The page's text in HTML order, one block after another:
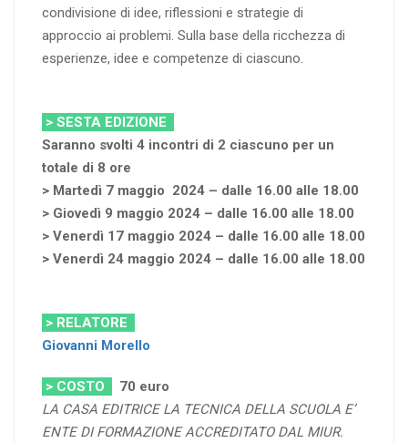
condivisione di idee, riflessioni e strategie di
approccio ai problemi. Sulla base della ricchezza di
esperienze, idee e competenze di ciascuno.
> SESTA EDIZIONE
Saranno svolti 4 incontri di 2 ciascuno per un
totale di 8 ore
> Martedì 7 maggio 2024 – dalle 16.00 alle 18.00
> Giovedì 9 maggio 2024 – dalle 16.00 alle 18.00
> Venerdì 17 maggio 2024 – dalle 16.00 alle 18.00
> Venerdì 24 maggio 2024 – dalle 16.00 alle 18.00
> RELATORE
Giovanni Morello
> COSTO 70 euro
LA CASA EDITRICE LA TECNICA DELLA SCUOLA E’
ENTE DI FORMAZIONE ACCREDITATO DAL MIUR.